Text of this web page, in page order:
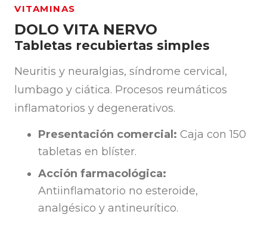
VITAMINAS
DOLO VITA NERVO
Tabletas recubiertas simples
Neuritis y neuralgias, síndrome cervical,
lumbago y ciática. Procesos reumáticos
inflamatorios y degenerativos.
Presentación comercial: Caja con 150
tabletas en blíster.
Acción farmacológica:
Antiinflamatorio no esteroide,
analgésico y antineurítico.